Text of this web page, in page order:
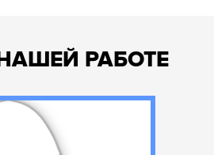
РАБОТЕ